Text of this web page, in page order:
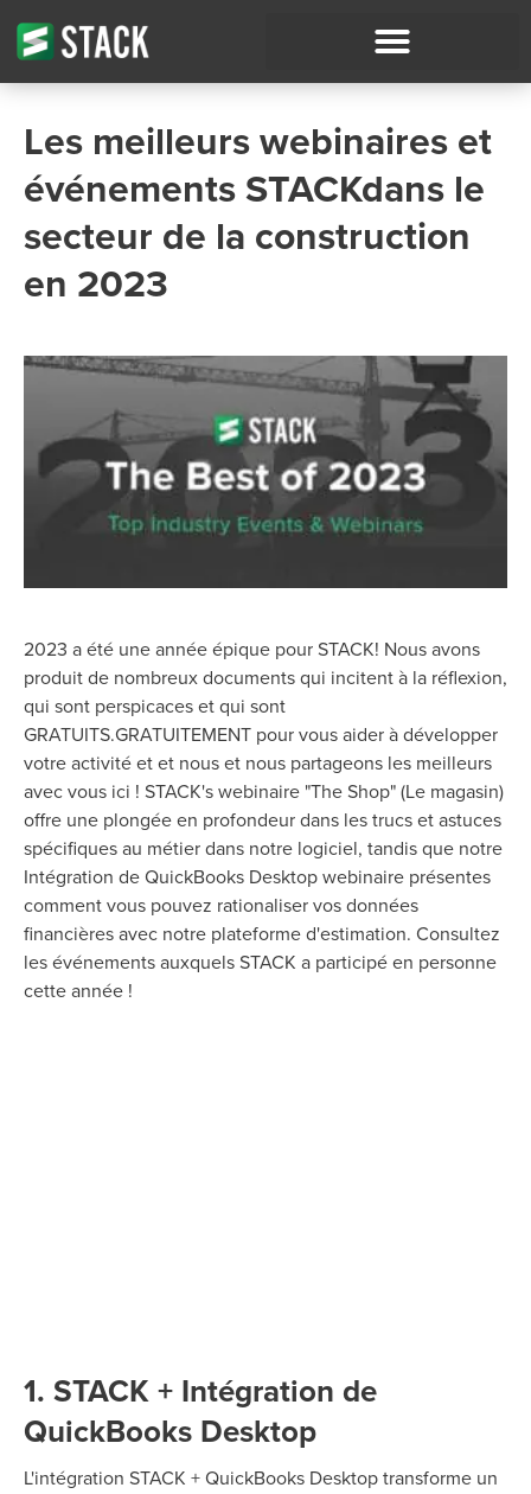
Les meilleurs webinaires et
événements STACKdans le
secteur de la construction
en 2023
2023 a été une année épique pour STACK! Nous avons
produit de nombreux documents qui incitent à la réflexion,
qui sont perspicaces et qui sont
GRATUITS.GRATUITEMENT pour vous aider à développer
votre activité et et nous et nous partageons les meilleurs
avec vous ici ! STACK's webinaire "The Shop" (Le magasin)
offre une plongée en profondeur dans les trucs et astuces
spécifiques au métier dans notre logiciel, tandis que notre
Intégration de QuickBooks Desktop webinaire présentes
comment vous pouvez rationaliser vos données
financières avec notre plateforme d'estimation. Consultez
les événements auxquels STACK a participé en personne
cette année !
1. STACK + Intégration de
QuickBooks Desktop
L'intégration STACK + QuickBooks Desktop transforme un